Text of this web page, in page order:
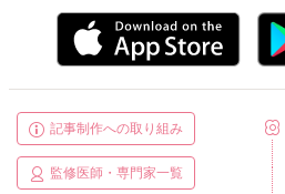
記事制作への取り組み
監修医師・専門家一覧